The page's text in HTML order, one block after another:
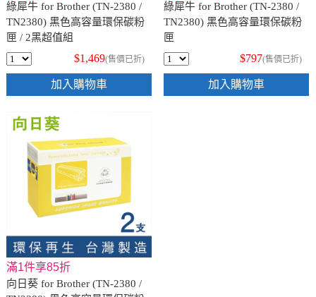
綠犀牛 for Brother (TN-2380 /
TN2380) 黑色高容量環保碳粉
匣 / 2黑超值組
$1,469(售價已折)
加入購物車
綠犀牛 for Brother (TN-2380 /
TN2380) 黑色高容量環保碳粉
匣
$797(售價已折)
加入購物車
滿1件享85折
向日葵 for Brother (TN-2380 /